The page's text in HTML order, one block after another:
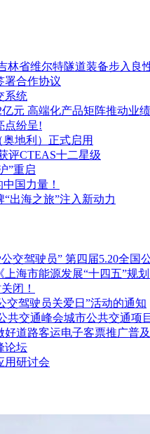
林省维尔特隧道装备步入良
署合作协议
系统
亿元 高端化产品矩阵推动业
点纷呈!
地利）正式启用
评CTEAS十二星级
”重启
国力量！
出海之旅”注入新动力
交驾驶员” 第四届5.20全国
上海市能源发展“十四五”规
闭！
交驾驶员关爱日”活动的通知
共交通峰会城市公共交通项
道路客运电子客票推广普
论坛
用研讨会